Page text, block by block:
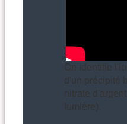
On identifie
d'un précipité
nitrate